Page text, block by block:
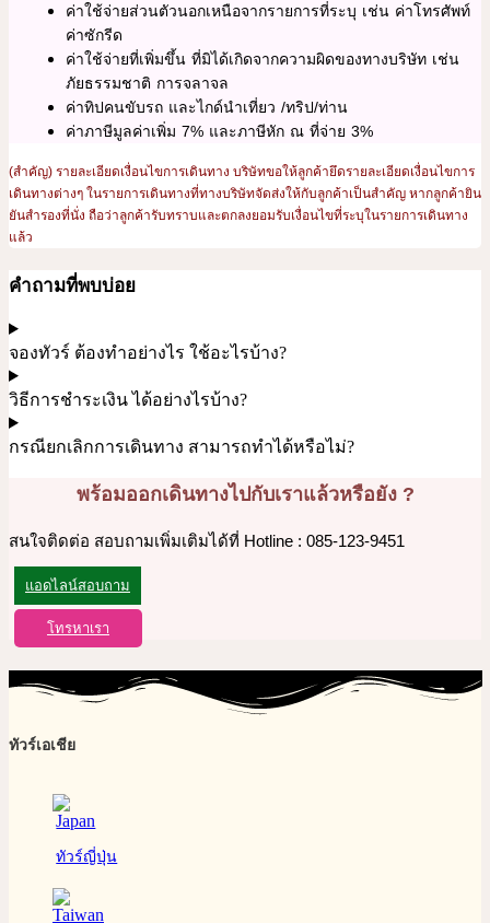
ค่าใช้จ่ายส่วนตัวนอกเหนือจากรายการที่ระบุ เช่น ค่าโทรศัพท์
ค่าซักรีด
ค่าใช้จ่ายที่เพิ่มขึ้น ที่มิได้เกิดจากความผิดของทางบริษัท เช่น
ภัยธรรมชาติ การจลาจล
ค่าทิปคนขับรถ และไกด์นำเที่ยว /ทริป/ท่าน
ค่าภาษีมูลค่าเพิ่ม 7% และภาษีหัก ณ ที่จ่าย 3%
(สำคัญ) รายละเอียดเงื่อนไขการเดินทาง บริษัทขอให้ลูกค้ายึดรายละเอียดเงื่อนไขการ
เดินทางต่างๆ ในรายการเดินทางที่ทางบริษัทจัดส่งให้กับลูกค้าเป็นสำคัญ หากลูกค้ายิน
ยันสำรองที่นั่ง ถือว่าลูกค้ารับทราบและตกลงยอมรับเงื่อนไขที่ระบุในรายการเดินทาง
แล้ว
คำถามที่พบบ่อย
จองทัวร์ ต้องทำอย่างไร ใช้อะไรบ้าง?
วิธีการชำระเงิน ได้อย่างไรบ้าง?
กรณียกเลิกการเดินทาง สามารถทำได้หรือไม่?
พร้อมออกเดินทางไปกับเราแล้วหรือยัง ?
สนใจติดต่อ สอบถามเพิ่มเติมได้ที่ Hotline : 085-123-9451
แอดไลน์สอบถาม
โทรหาเรา
ทัวร์เอเชีย
ทัวร์ญี่ปุ่น